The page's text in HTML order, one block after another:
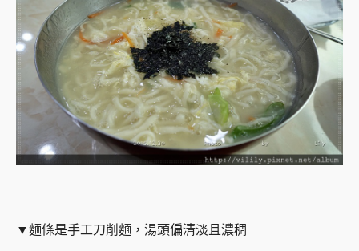
▼麵條是手工刀削麵，湯頭偏清淡且濃稠